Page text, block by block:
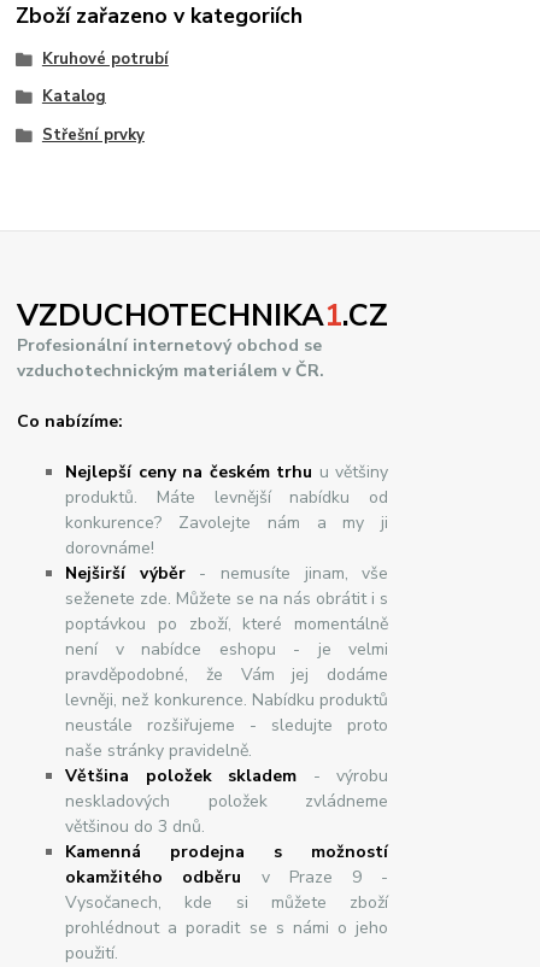
Zboží zařazeno v kategoriích
Kruhové potrubí
Katalog
Střešní prvky
VZDUCHOTECHNIKA1.CZ
Profesionální internetový obchod se
vzduchotechnickým materiálem v ČR.
Co nabízíme:
Nejlepší ceny na českém trhu u většiny
produktů. Máte levnější nabídku od
konkurence? Zavolejte nám a my ji
dorovnáme!
Nejširšívýběr- nemusíte jinam, vše
seženete zde. Můžete se na nás obrátit i s
poptávkou po zboží, které momentálně
není v nabídce eshopu - je velmi
pravděpodobné, že Vám jej dodáme
levněji, než konkurence. Nabídku produktů
neustále rozšiřujeme - sledujte proto
naše stránky pravidelně.
Většina položek skladem - výrobu
neskladových položek zvládneme
většinou do 3 dnů.
Kamenná prodejna s možností
okamžitého odběru v Praze 9 -
Vysočanech, kde si můžete zboží
prohlédnout a poradit se s námi o jeho
použití.